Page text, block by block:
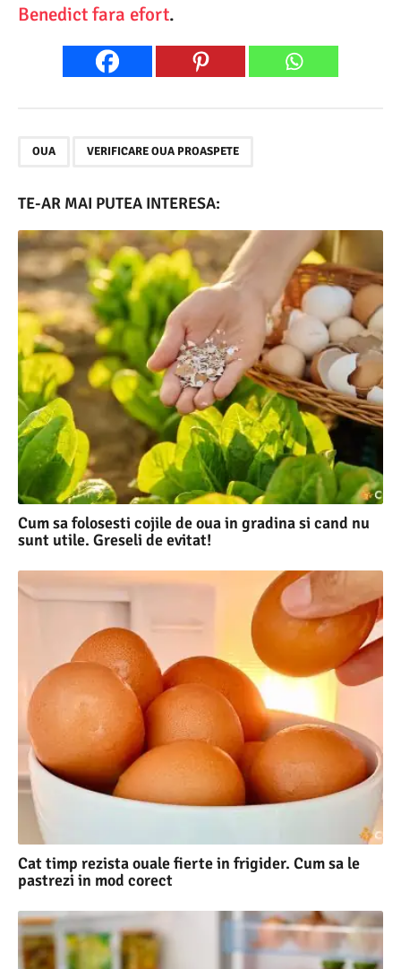
Benedict fara efort.
OUA VERIFICARE OUA PROASPETE
TE-AR MAI PUTEA INTERESA:
Cum sa folosesti cojile de oua in gradina si cand nu
sunt utile. Greseli de evitat!
Cat timp rezista ouale fierte in frigider. Cum sa le
pastrezi in mod corect